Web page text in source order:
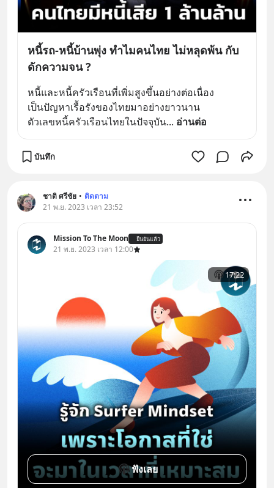
หนี้รถ-หนี้บ้านพุ่ง ทำไมคนไทย ไม่หลุดพ้น กับ
ดักความจน ?
หนี้และหนี้ครัวเรือนที่เพิ่มสูงขึ้นอย่างต่อเนื่อง
เป็นปัญหาเรื้อรังของไทยมาอย่างยาวนาน
ตัวเลขหนี้ครัวเรือนไทยในปัจจุบัน... อ่านต่อ
บันทึก
ชาติ ศรีชัย • ติดตาม
21 พ.ย. 2023 เวลา 23:52
Mission To The Moon ยืนยันแล้ว
21 พ.ย. 2023 เวลา 12:00
17:22
ฟังเลย